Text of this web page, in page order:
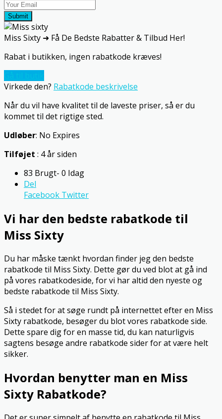
Submit
Miss Sixty ➜ Få De Bedste Rabatter & Tilbud Her!
Rabat i butikken, ingen rabatkode kræves!
Virkede den? Rabatkode beskrivelse
Når du vil have kvalitet til de laveste priser, så er du
kommet til det rigtige sted.
Udløber: No Expires
Tilføjet : 4 år siden
83 Brugt- 0 Idag
Del
Facebook Twitter
Vi har den bedste rabatkode til
Miss Sixty
Du har måske tænkt hvordan finder jeg den bedste
rabatkode til Miss Sixty. Dette gør du ved blot at gå ind
på vores rabatkodeside, for vi har altid den nyeste og
bedste rabatkode til Miss Sixty.
Så i stedet for at søge rundt på internettet efter en Miss
Sixty rabatkode, besøger du blot vores rabatkode side.
Dette spare dig for en masse tid, du kan naturligvis
sagtens besøge andre rabatkode sider for at være helt
sikker.
Hvordan benytter man en Miss
Sixty Rabatkode?